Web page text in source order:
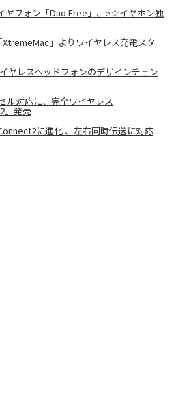
ヤフォン「Duo Free」、e☆イヤホン独
」よりワイヤレス充電スタ
ヤレスヘッドフォンのデザインチェン
ル対応に、完全ワイヤレス
」発売
に進化 、左右同時伝送に対応